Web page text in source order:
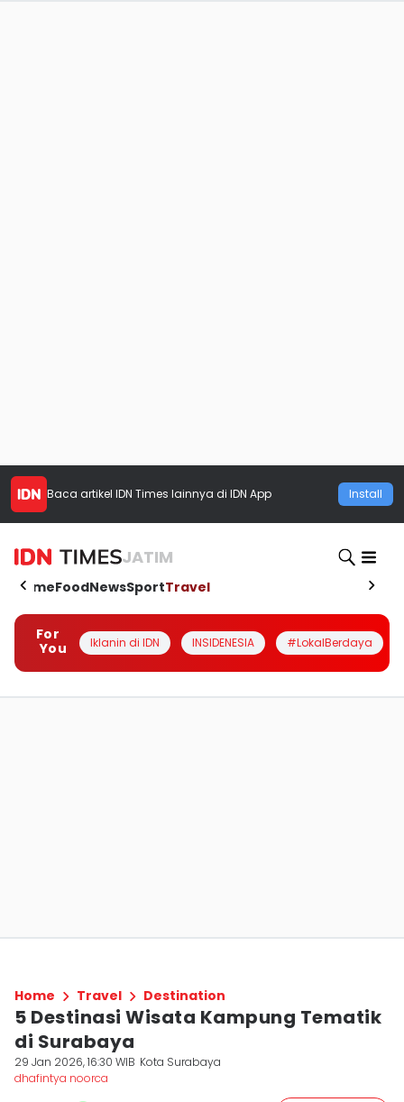
Baca artikel IDN Times lainnya di IDN App Install
JATIM
HomeFoodNewsSportTravel
For
You
Iklanin di IDN INSIDENESIA #LokalBerdaya
Home Travel Destination
5 Destinasi Wisata Kampung Tematik
di Surabaya
29 Jan 2026, 16:30 WIB Kota Surabaya
dhafintya noorca